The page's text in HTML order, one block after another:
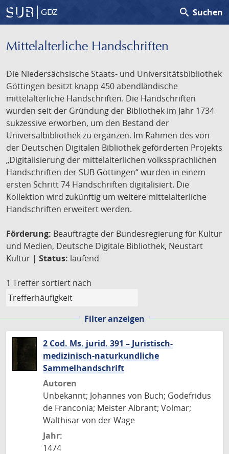
GDZ search Suchen
Mittelalterliche Handschriften
Die Niedersächsische Staats- und Universitätsbibliothek
Göttingen besitzt knapp 450 abendländische
mittelalterliche Handschriften. Die Handschriften
wurden seit der Gründung der Bibliothek im Jahr 1734
sukzessive erworben, um den Bestand der
Universalbibliothek zu ergänzen. Im Rahmen des von
der Deutschen Digitalen Bibliothek geförderten Projekts
„Digitalisierung der mittelalterlichen volkssprachlichen
Handschriften der SUB Göttingen“ wurden in einem
ersten Schritt 74 Handschriften digitalisiert. Die
Kollektion wird zukünftig um weitere mittelalterliche
Handschriften erweitert werden.
Förderung: Beauftragte der Bundesregierung für Kultur
und Medien, Deutsche Digitale Bibliothek, Neustart
Kultur | Status: laufend
1 Treffer sortiert nach
Filter anzeigen
2 Cod. Ms. jurid. 391 – Juristisch-
medizinisch-naturkundliche
Sammelhandschrift
Autoren
Unbekannt; Johannes von Buch; Godefridus
de Franconia; Meister Albrant; Volmar;
Walthisar von der Wage
Jahr:
1474